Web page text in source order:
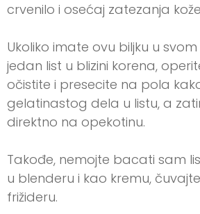
crvenilo i osećaj zatezanja
Ukoliko imate ovu biljku u
jedan list u blizini korena,
očistite i presecite na pola
gelatinastog dela u listu, a
direktno na opekotinu.
Takođe, nemojte bacati sam
u blenderu i kao kremu,
frižideru.